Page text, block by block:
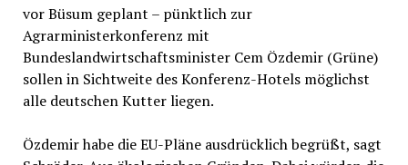
vor Büsum geplant – pünktlich zur
Agrarministerkonferenz mit
Bundeslandwirtschaftsminister Cem Özdemir (Grüne)
sollen in Sichtweite des Konferenz-Hotels möglichst
alle deutschen Kutter liegen.
Özdemir habe die EU-Pläne ausdrücklich begrüßt, sagt